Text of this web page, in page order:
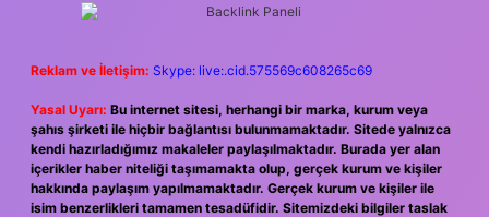
Reklam ve İletişim: Skype: live:.cid.575569c608265c69
Yasal Uyarı: Bu internet sitesi, herhangi bir marka, kurum veya
şahıs şirketi ile hiçbir bağlantısı bulunmamaktadır. Sitede yalnızca
kendi hazırladığımız makaleler paylaşılmaktadır. Burada yer alan
içerikler haber niteliği taşımamakta olup, gerçek kurum ve kişiler
hakkında paylaşım yapılmamaktadır. Gerçek kurum ve kişiler ile
isim benzerlikleri tamamen tesadüfidir. Sitemizdeki bilgiler taslak